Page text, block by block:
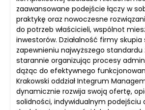
zaawansowane podejście łączy w
praktykę oraz nowoczesne
do potrzeb właścicieli, wspólnot
inwestorów. Działalność firmy skupia
zapewnieniu najwyższego standardu
starannie organizując procesy
dążąc do efektywnego
Krakowski oddział Integrum
dynamicznie rozwija swoją ofertę,
solidności, indywidualnym podejściu